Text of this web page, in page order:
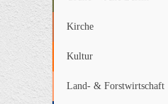
Kirche
Kultur
Land- & Forstwirtschaft